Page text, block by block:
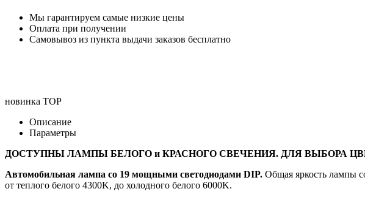
Мы гарантируем самые низкие цены
Оплата при получении
Самовывоз из пункта выдачи заказов бесплатно
новинка TOP
Описание
Параметры
ДОСТУПНЫ ЛАМПЫ БЕЛОГО и КРАСНОГО СВЕЧЕНИЯ. ДЛЯ ВЫБОРА
Автомобильная лампа co 19 мощными светодиодами DIP. Общая яркость лампы
от теплого белого 4300K, до холодного белого 6000K.